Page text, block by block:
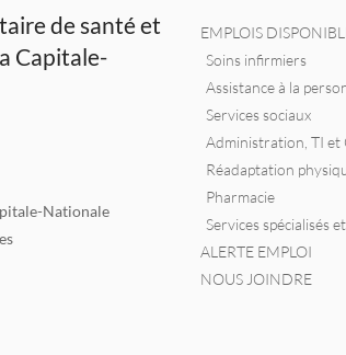
de santé et
Capitale-
Nationale
EMPLOIS
Soins infirmiers
Assistance à la
Services sociaux
Administration, TI et
Réadaptation
Pharmacie
Services spécialisés
ALERTE EMPLOI
NOUS JOINDRE